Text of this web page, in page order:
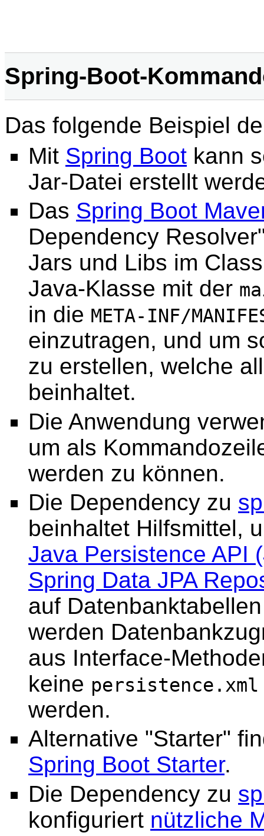
Spring-Boot-
Das folgende Beispiel
Mit Spring Boot kann
Jar-Datei erstellt
Das Spring Boot
Dependency
Jars und Libs im
Java-Klasse mit der
in die META-INF/
einzutragen, und um
zu erstellen, welche
beinhaltet.
Die Anwendung
um als
werden zu können.
Die Dependency zu
beinhaltet Hilfsmittel,
Java Persistence API
Spring Data JPA
auf
werden
aus Interface-
keine persistence.xml
werden.
Alternative "Starter"
Spring Boot Starter.
Die Dependency zu
konfiguriert nützliche